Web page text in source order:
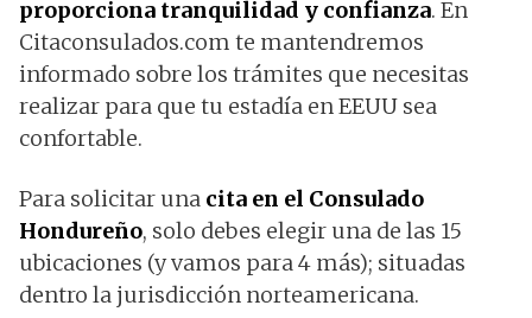
proporciona tranquilidad y confianza. En
Citaconsulados.com te mantendremos
informado sobre los trámites que necesitas
realizar para que tu estadía en EEUU sea
confortable.
Para solicitar una cita en el Consulado
Hondureño, solo debes elegir una de las 15
ubicaciones (y vamos para 4 más); situadas
dentro la jurisdicción norteamericana.